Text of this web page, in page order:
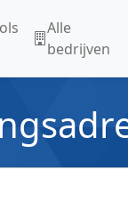
Alle
bedrijven